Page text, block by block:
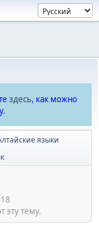
здесь, как можно
языки
эту тему.